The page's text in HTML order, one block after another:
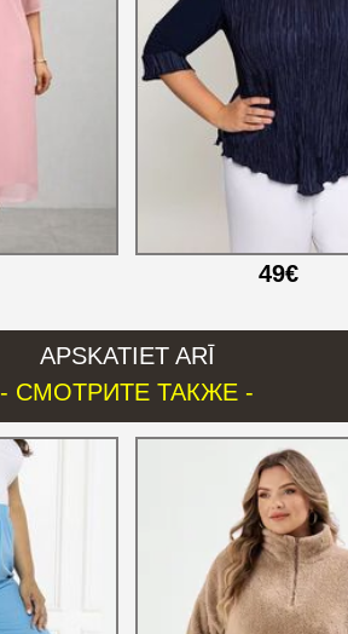
49€
APSKATIET ARĪ
- СМОТРИТЕ ТАКЖЕ -